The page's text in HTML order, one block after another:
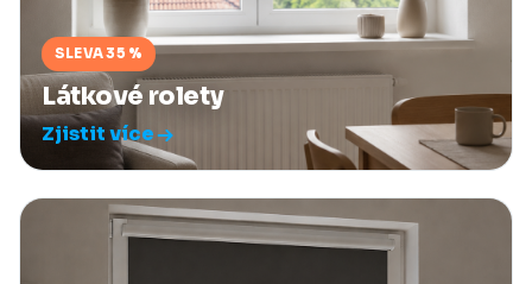
SLEVA 35 %
Látkové rolety
Zjistit více